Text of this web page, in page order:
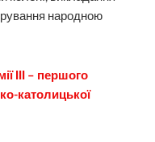
народною
ІІІ – першого
католицької